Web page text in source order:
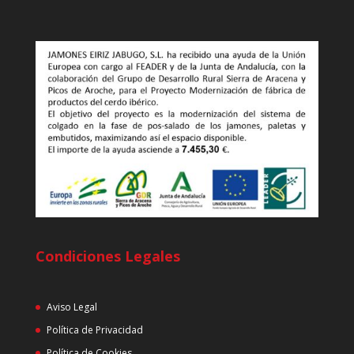
Condiciones Legales
Aviso Legal
Política de Privacidad